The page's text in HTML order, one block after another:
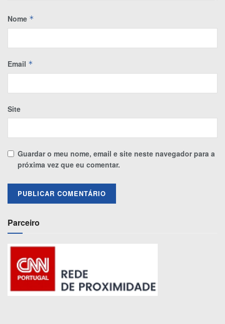
Nome *
Email *
Site
Guardar o meu nome, email e site neste navegador para a
próxima vez que eu comentar.
Parceiro